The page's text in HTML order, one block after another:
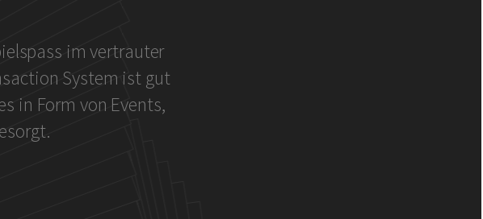
im vertrauter
System ist gut
in Form von Events,